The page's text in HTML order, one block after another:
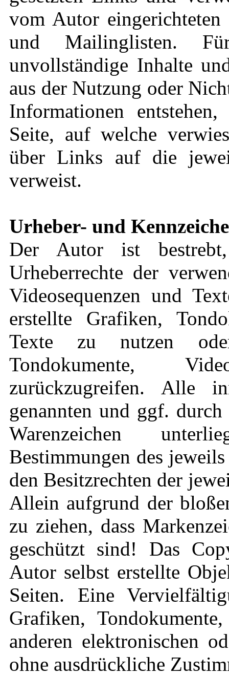
vom Autor eingerichteten
und Mailinglisten.
unvollständige Inhalte
aus der Nutzung oder
Informationen
Seite, auf welche
über Links auf die
verweist.
Urheber- und
Der Autor ist
Urheberrechte der
Videosequenzen und
erstellte Grafiken,
Texte zu nutzen
Tondokumente,
zurückzugreifen. Alle
genannten und ggf.
Warenzeichen
Bestimmungen des
den Besitzrechten der
Allein aufgrund der
zu ziehen, dass
geschützt sind! Das
Autor selbst erstellte
Seiten. Eine
Grafiken,
anderen elektronischen
ohne ausdrückliche